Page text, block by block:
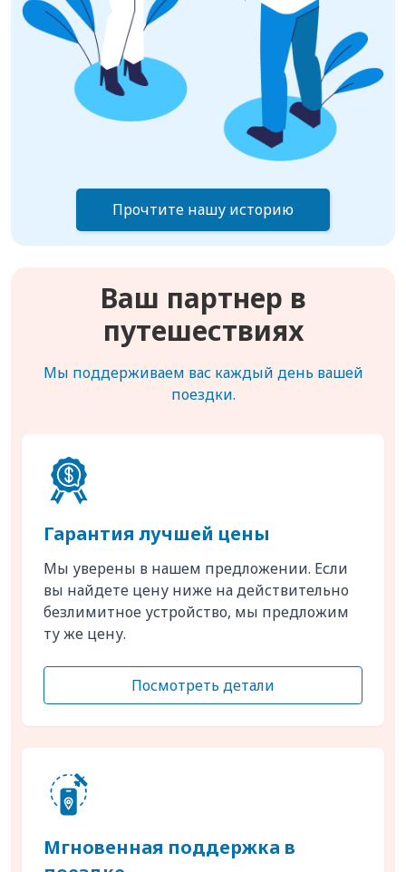
Прочтите нашу историю
Ваш партнер в
путешествиях
Мы поддерживаем вас каждый день вашей
поездки.
Гарантия лучшей цены
Мы уверены в нашем предложении. Если
вы найдете цену ниже на действительно
безлимитное устройство, мы предложим
ту же цену.
Посмотреть детали
Мгновенная поддержка в